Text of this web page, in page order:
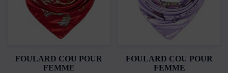
FOULARD COU POUR
FEMME
FOULARD COU POUR
FEMME